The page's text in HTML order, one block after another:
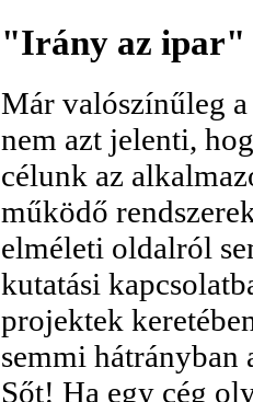
"Irány az ipar"
Már valószínűleg
nem azt jelenti,
célunk az
működő
elméleti oldalról
kutatási
projektek
semmi hátrányban
Sőt! Ha egy cég